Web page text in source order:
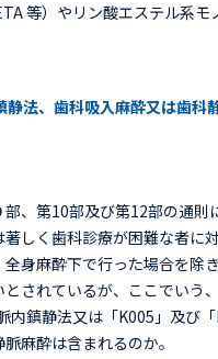
等）やリン酸エステル系モ
静法、歯科吸入麻酔又は歯科
、第10部及び第12部の通則
著しく歯科診療が困難な者に
全身麻酔下で行った場合を除
されているが、ここでいう
内鎮静法又は「K005」及び
麻酔は含まれるのか。